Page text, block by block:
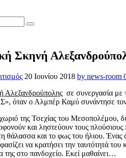
Σκηνή
20 Ιουνίου 2018 by news-room
Αλεξανδρούπολης σε συνεργασία με
όταν ο Αλμπέρ Καμύ συνάντησε
της Τσεχίας του Μεσοπολέμου,
και ληστεύουν τους
θάλασσα και το φως του ήλιου. Ένας
να κρατήσει την ταυτότητά
της στο πανδοχείο. Εκεί μαθαίνει…